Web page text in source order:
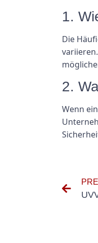
1.
Die
2.
Wenn